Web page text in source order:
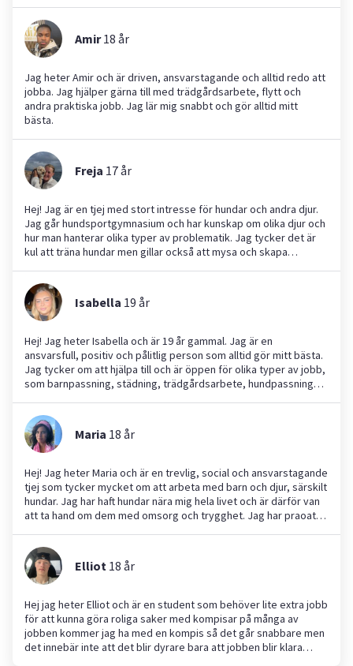
Amir 18 år
Jag heter Amir och är driven, ansvarstagande och alltid redo att
jobba. Jag hjälper gärna till med trädgårdsarbete, flytt och
andra praktiska jobb. Jag lär mig snabbt och gör alltid mitt
bästa.
Freja 17år
Hej! Jag är en tjej med stort intresse för hundar och andra djur.
Jag går hundsportgymnasium och har kunskap om olika djur och
hur man hanterar olika typer av problematik. Jag tycker det är
kul att träna hundar men gillar också att mysa och skapa
Jag gör alltid mitt bästa och vill djurens bästa. Jag kan hjälpa till
med promenader, aktivering, träning och passning både kortare
och längre uppdrag. Ser fram emot att hjälpa dig och din
fyrbenta vän!
Isabella 19 år
Hej! Jag heter Isabella och är 19 år gammal. Jag är en
ansvarsfull, positiv och pålitlig person som alltid gör mitt bästa.
Jag tycker om att hjälpa till och är öppen för olika typer av jobb,
som barnpassning, städning, trädgårdsarbete, hundpassning
och tar ansvar för mina arbetsuppgifter. Om du söker någon som
är engagerad och arbetsvillig hjälper jag gärna till.a
Maria 18 år
Hej! Jag heter Maria och är en trevlig, social och ansvarstagande
tjej som tycker mycket om att arbeta med barn och djur, särskilt
hundar. Jag har haft hundar nära mig hela livet och är därför van
att ta hand om dem med omsorg och trygghet. Jag har praoat
mig erfarenhet av att ta ansvar, samarbeta och skapa en trygg
och rolig miljö för barn. Jag är positiv, pålitlig och lär mig snabbt.
Jag hjälper gärna till med barnpassning, hundpassning,
promenader eller andra uppgifter där man behöver någon
engagerad och ansvarsfull.
Elliot 18 år
Hej jag heter Elliot och är en student som behöver lite extra jobb
för att kunna göra roliga saker med kompisar på många av
jobben kommer jag ha med en kompis så det går snabbare men
det innebär inte att det blir dyrare bara att jobben blir klara